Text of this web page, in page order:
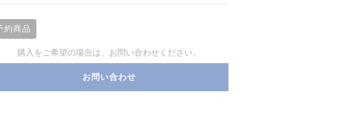
約商品
購入をご希望の場合は、お問い合わせください。
お問い合わせ